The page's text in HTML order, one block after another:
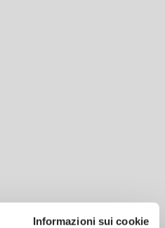
Informazioni sui cookie